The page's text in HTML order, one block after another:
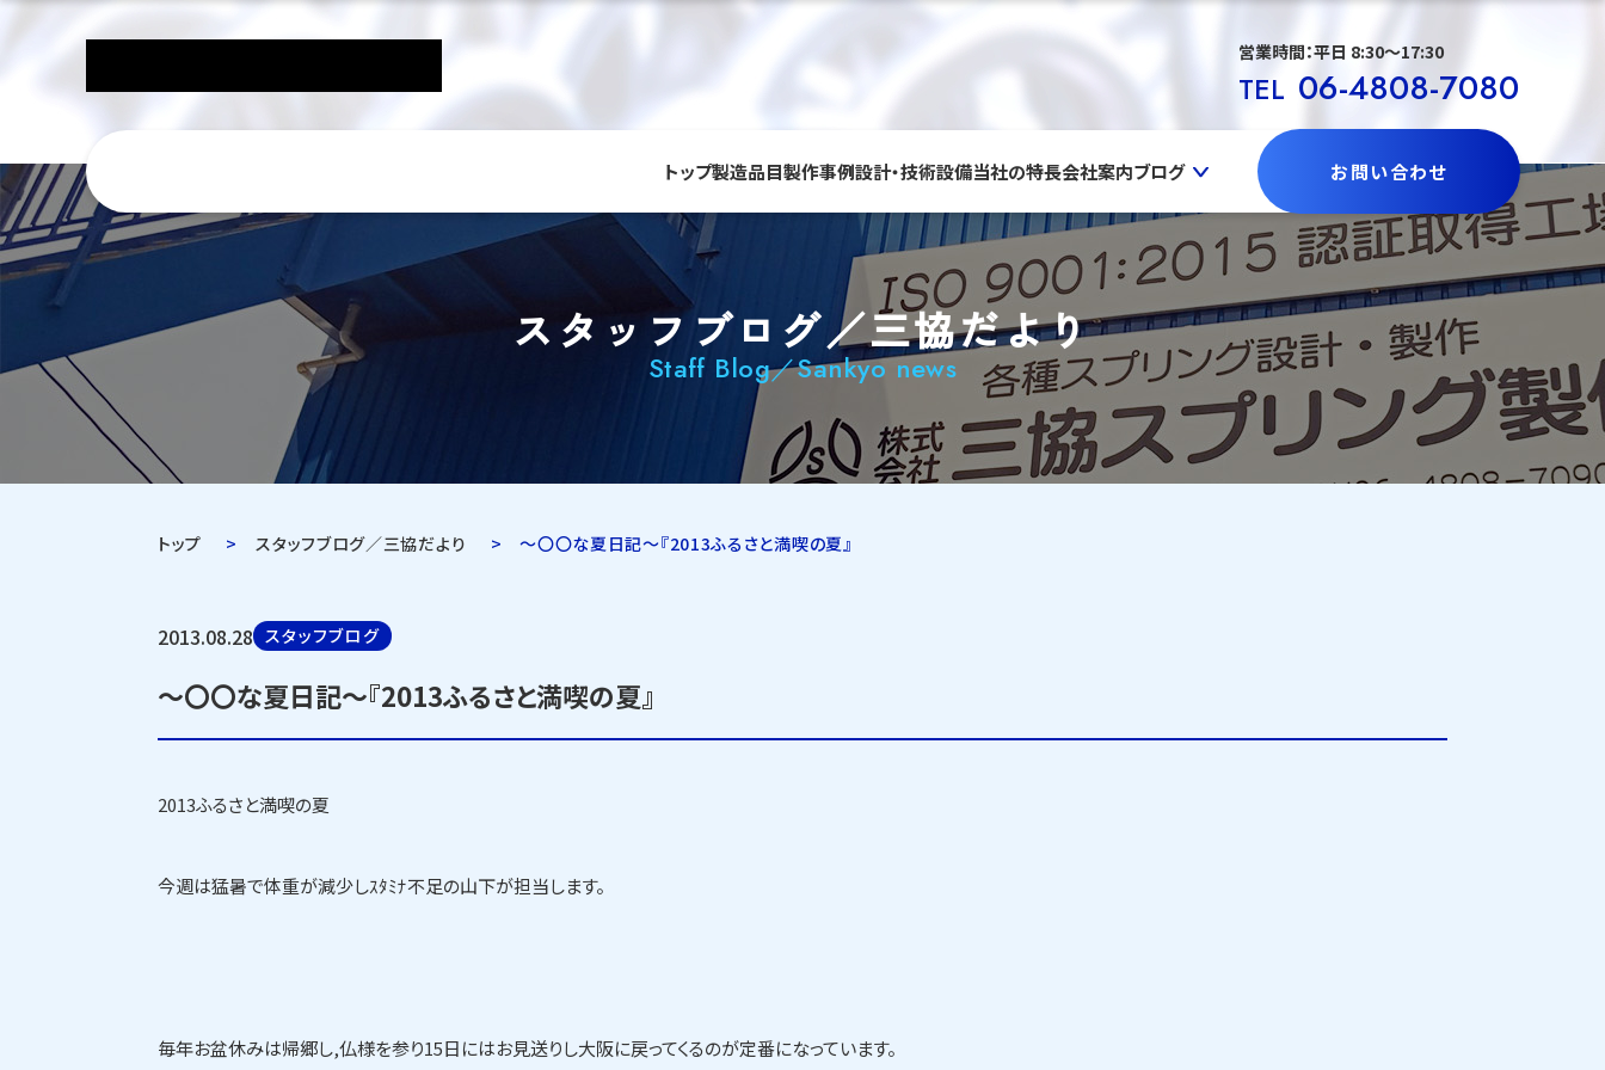
営業時間：平日 8:30〜17:30
TEL 06-4808-7080
トップ製造品目製作事例設計・技術設備当社の特長会社案内ブログ お問い合わせ
スタッフブログ／三協だより
Staff Blog／Sankyo news
トップ スタッフブログ／三協だより ～〇〇な夏日記～『2013ふるさと満喫の夏』
2013.08.28 スタッフブログ
～〇〇な夏日記～『2013ふるさと満喫の夏』
2013ふるさと満喫の夏
今週は猛暑で体重が減少しｽﾀﾐﾅ不足の山下が担当します。
毎年お盆休みは帰郷し,仏様を参り15日にはお見送りし大阪に戻ってくるのが定番になっています。